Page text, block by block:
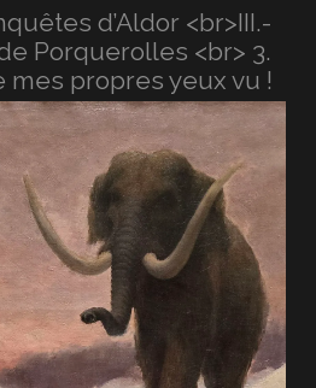
d’Aldor <br>III.-
Porquerolles <br> 3.
mes propres yeux vu !